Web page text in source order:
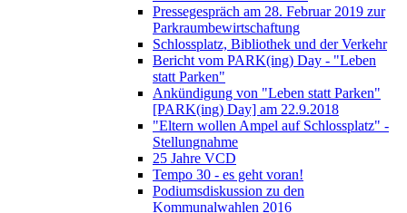
Pressegespräch am 28. Februar 2019 zur
Parkraumbewirtschaftung
Schlossplatz, Bibliothek und der Verkehr
Bericht vom PARK(ing) Day - "Leben
statt Parken"
Ankündigung von "Leben statt Parken"
[PARK(ing) Day] am 22.9.2018
"Eltern wollen Ampel auf Schlossplatz" -
Stellungnahme
25 Jahre VCD
Tempo 30 - es geht voran!
Podiumsdiskussion zu den
Kommunalwahlen 2016